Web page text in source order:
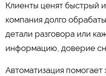
Клиенты ценят быстрый
компания долго
детали разговора или
информацию, доверие
Автоматизация